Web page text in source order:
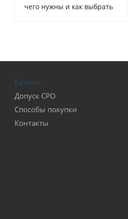
чего нужны и как выбрать
Каталог
Допуск СРО
Способы покупки
Контакты